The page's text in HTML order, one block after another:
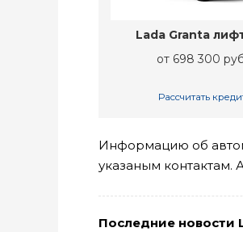
Lada Granta
от 698 300
Рассчитать
Информацию об
указаным контактам.
Последние новости